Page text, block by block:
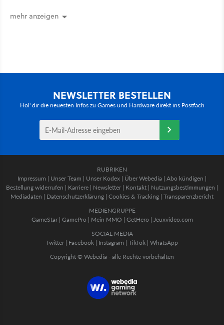
mehr anzeigen
NEWSLETTER BESTELLEN
Hol' dir die neuesten Infos zu Games und Hardware direkt ins Postfach
RUBRIKEN
Impressum | Unser Team | Unser Kodex | Über Webedia | Abo kündigen |
Bestellung widerrufen | Karriere | Newsletter | Kontakt | Nutzungsbestimmungen |
Mediadaten | Datenschutzerklärung | Cookies & Tracking | Transparenzbericht
MEDIENGRUPPE
GameStar| GamePro | Mein MMO | GetHero | Jeuxvideo.com
SOCIAL MEDIA
Twitter | Facebook | Instagram | TikTok | WhatsApp
Copyright © Webedia - alle Rechte vorbehalten